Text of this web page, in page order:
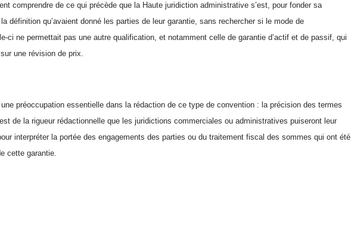
comprendre de ce qui précède que la Haute juridiction administrative s’est, pour fonder sa
définition qu’avaient donné les parties de leur garantie, sans rechercher si le mode de
ci ne permettait pas une autre qualification, et notamment celle de garantie d’actif et de passif, qui
une révision de prix.
préoccupation essentielle dans la rédaction de ce type de convention : la précision des termes
de la rigueur rédactionnelle que les juridictions commerciales ou administratives puiseront leur
interpréter la portée des engagements des parties ou du traitement fiscal des sommes qui ont été
cette garantie.